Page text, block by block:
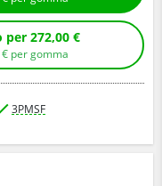
Compra senza montaggio per 272,00 €
€ per gomma
3PMSF